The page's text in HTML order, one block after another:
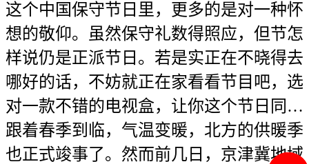
这个中国保守节日里，更多的是对一种怀
想的敬仰。虽然保守礼数得照应，但节怎
样说仍是正派节日。若是实正在不晓得去
哪好的话，不妨就正在家看看节目吧，选
对一款不错的电视盒，让你这个节日同…
跟着春季到临，气温变暖，北方的供暖季
也正式竣事了。然而前几日，京津冀地域